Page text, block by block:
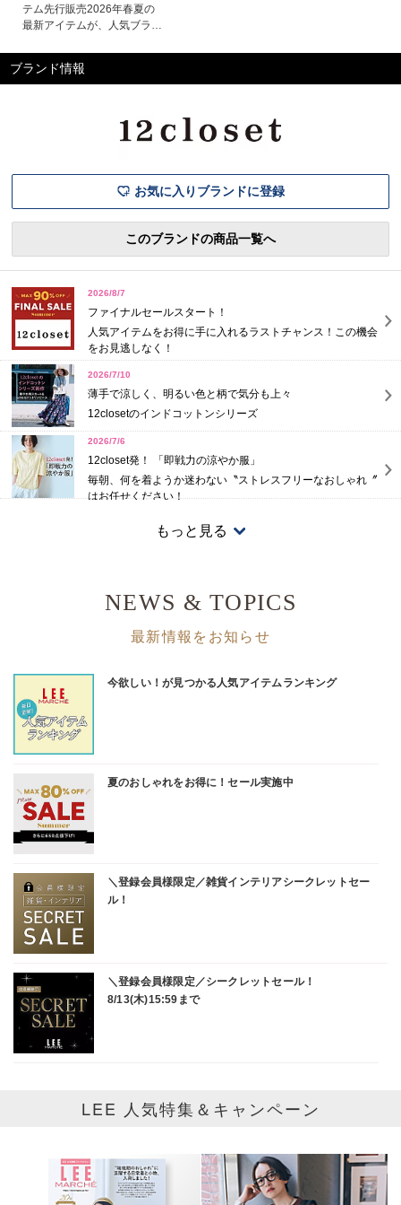
テム先行販売2026年春夏の
最新アイテムが、人気ブラン
『12closet』からいちはやく
登場！定番からトレンドまで
す。今なら先行予約受付中。
春のおしゃれ準備はお早めに
ブランド情報
お気に入りブランドに登録
このブランドの商品一覧へ
2026/8/7
ファイナルセールスタート！
人気アイテムをお得に手に入れるラストチャンス！この機会
をお見逃しなく！
2026/7/10
薄手で涼しく、明るい色と柄で気分も上々
12closetのインドコットンシリーズ
2026/7/6
12closet発！ 「即戦力の涼やか服」
毎朝、何を着ようか迷わない〝ストレスフリーなおしゃれ〞
はお任せください！
撥水、防水…機能がうれしい！
もっと見る
NEWS & TOPICS
最新情報をお知らせ
LEE 人気特集＆キャンペーン